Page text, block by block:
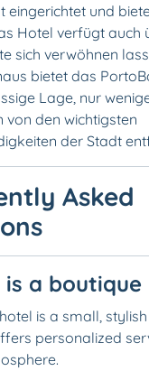
eingerichtet und
Hotel verfügt auch
sich verwöhnen
bietet das
Lage, nur
von den wichtigsten
der Stadt
Asked
is a boutique
is a small,
personalized